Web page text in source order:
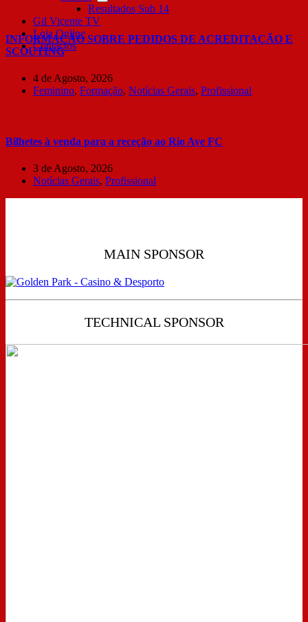
Resultados Sub 14
Gil Vicente TV
Loja Online
Contactos
INFORMAÇÃO SOBRE PEDIDOS DE ACREDITAÇÃO E
SCOUTING
4 de Agosto, 2026
Feminino, Formação, Notícias Gerais, Profissional
Bilhetes à venda para a receção ao Rio Ave FC
3 de Agosto, 2026
Notícias Gerais, Profissional
MAIN SPONSOR
TECHNICAL SPONSOR